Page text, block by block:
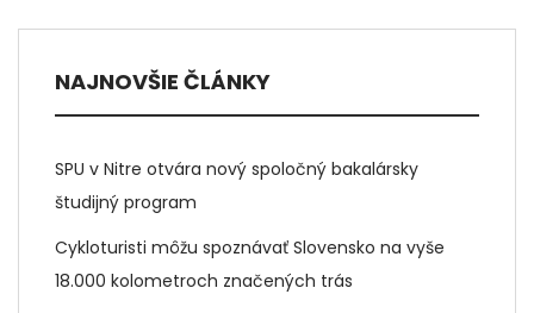
NAJNOVŠIE ČLÁNKY
SPU v Nitre otvára nový spoločný bakalársky
študijný program
Cykloturisti môžu spoznávať Slovensko na vyše
18.000 kolometroch značených trás